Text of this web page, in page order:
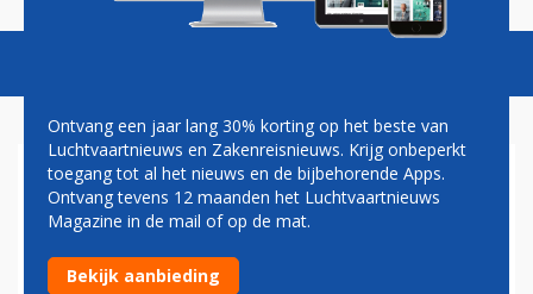
AIR MAURITIUS BESTELT
EXTRA A350'S VOOR
UITBREIDING IN EUROPA
Ontvang een jaar lang 30% korting op het beste van
Luchtvaartnieuws en Zakenreisnieuws. Krijg onbeperkt
toegang tot al het nieuws en de bijbehorende Apps.
Ontvang tevens 12 maanden het Luchtvaartnieuws
Magazine in de mail of op de mat.
Bekijk aanbieding